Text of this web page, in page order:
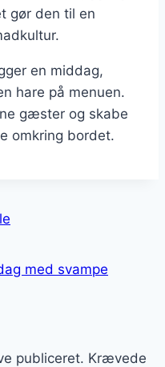
gør den til en
en middag,
hare på menuen.
gæster og skabe
omkring bordet.
med svampe
publiceret. Krævede